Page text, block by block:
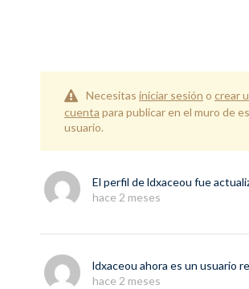
Necesitas iniciar sesión o crear
cuenta para publicar en el muro de
usuario.
El perfil deldxaceou fue
hace 2 meses
ldxaceou ahora es un usuario
hace 2 meses